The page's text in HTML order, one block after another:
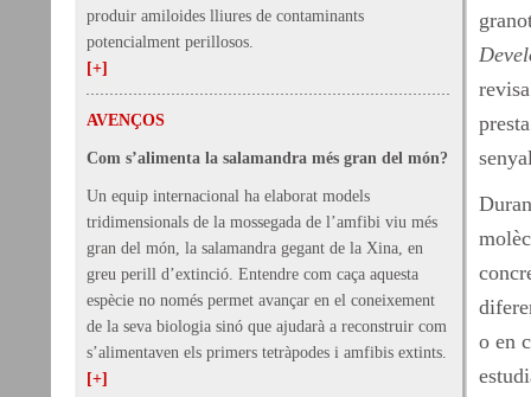
produir amiloides lliures de contaminants
potencialment perillosos.
[+]
AVENÇOS
Com s’alimenta la salamandra més gran del món?
Un equip internacional ha elaborat models
tridimensionals de la mossegada de l’amfibi viu més
gran del món, la salamandra gegant de la Xina, en
greu perill d’extinció. Entendre com caça aquesta
espècie no només permet avançar en el coneixement
de la seva biologia sinó que ajudarà a reconstruir com
s’alimentaven els primers tetràpodes i amfibis extints.
[+]
o en